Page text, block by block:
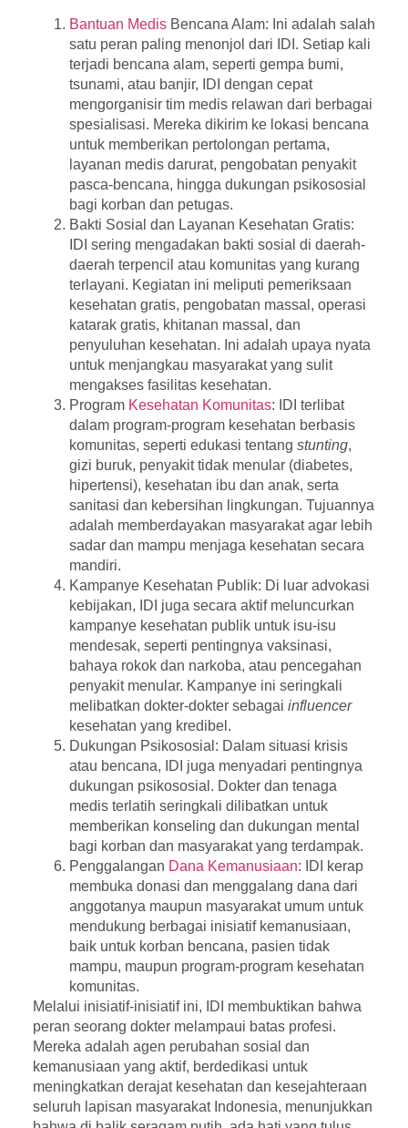
Bantuan MedisBencana Alam: Ini adalah salah
satu peran paling menonjol dari IDI. Setiap kali
terjadi bencana alam, seperti gempa bumi,
tsunami, atau banjir, IDI dengan cepat
mengorganisir tim medis relawan dari berbagai
spesialisasi. Mereka dikirim ke lokasi bencana
untuk memberikan pertolongan pertama,
layanan medis darurat, pengobatan penyakit
pasca-bencana, hingga dukungan psikososial
bagi korban dan petugas.
Bakti Sosial dan Layanan Kesehatan Gratis:
IDI sering mengadakan bakti sosial di daerah-
daerah terpencil atau komunitas yang kurang
terlayani. Kegiatan ini meliputi pemeriksaan
kesehatan gratis, pengobatan massal, operasi
katarak gratis, khitanan massal, dan
penyuluhan kesehatan. Ini adalah upaya nyata
untuk menjangkau masyarakat yang sulit
mengakses fasilitas kesehatan.
Program Kesehatan Komunitas: IDI terlibat
dalam program-program kesehatan berbasis
komunitas, seperti edukasi tentang stunting,
gizi buruk, penyakit tidak menular (diabetes,
hipertensi), kesehatan ibu dan anak, serta
sanitasi dan kebersihan lingkungan. Tujuannya
adalah memberdayakan masyarakat agar lebih
sadar dan mampu menjaga kesehatan secara
mandiri.
Kampanye Kesehatan Publik: Di luar advokasi
kebijakan, IDI juga secara aktif meluncurkan
kampanye kesehatan publik untuk isu-isu
mendesak, seperti pentingnya vaksinasi,
bahaya rokok dan narkoba, atau pencegahan
penyakit menular. Kampanye ini seringkali
melibatkan dokter-dokter sebagai influencer
kesehatan yang kredibel.
Dukungan Psikososial : Dalam situasi krisis
atau bencana, IDI juga menyadari pentingnya
dukungan psikososial. Dokter dan tenaga
medis terlatih seringkali dilibatkan untuk
memberikan konseling dan dukungan mental
bagi korban dan masyarakat yang terdampak.
Penggalangan Dana Kemanusiaan: IDI kerap
membuka donasi dan menggalang dana dari
anggotanya maupun masyarakat umum untuk
mendukung berbagai inisiatif kemanusiaan,
baik untuk korban bencana, pasien tidak
mampu, maupun program-program kesehatan
komunitas.
Melalui inisiatif-inisiatif ini, IDI membuktikan bahwa
peran seorang dokter melampaui batas profesi.
Mereka adalah agen perubahan sosial dan
kemanusiaan yang aktif, berdedikasi untuk
meningkatkan derajat kesehatan dan kesejahteraan
seluruh lapisan masyarakat Indonesia, menunjukkan